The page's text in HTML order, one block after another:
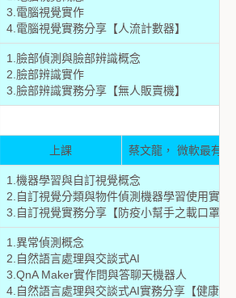
3.電腦視覺實作
4.電腦視覺實務分享【人流計數器】
1.臉部偵測與臉部辨識概念
2.臉部辨識實作
3.臉部辨識實務分享【無人販賣機】
上課 蔡文龍， 微軟最有
1.機器學習與自訂視覺概念
2.自訂視覺分類與物件偵測機器學習使用實作
3.自訂視覺實務分享【防疫小幫手之載口罩偵
1.異常偵測概念
2.自然語言處理與交談式AI
3.QnA Maker實作問與答聊天機器人
4.自然語言處理與交談式AI實務分享【健康三